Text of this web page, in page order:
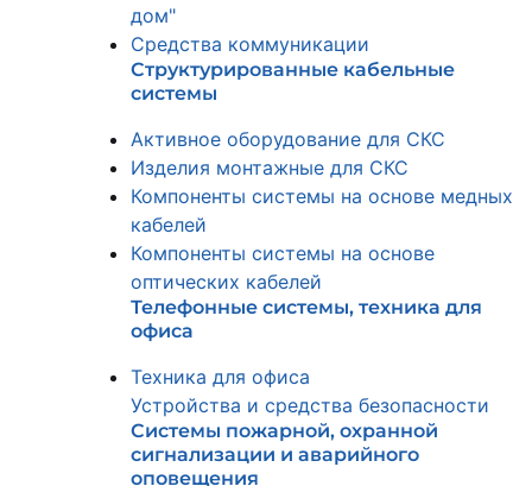
дом"
Средства коммуникации
Структурированные кабельные
системы
Активное оборудование для СКС
Изделия монтажные для СКС
Компоненты системы на основе медных
кабелей
Компоненты системы на основе
оптических кабелей
Телефонные системы, техника для
офиса
Техника для офиса
Устройства и средства безопасности
Системы пожарной, охранной
сигнализации и аварийного
оповещения